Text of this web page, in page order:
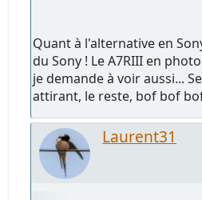
Quant à l'alternative en
du Sony ! Le A7RIII en
je demande à voir aussi...
attirant, le reste, bof bof
Laurent31